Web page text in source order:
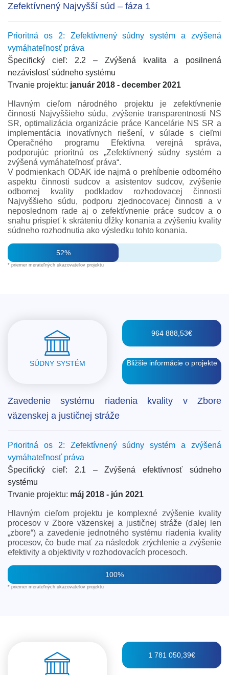
Zefektívnený Najvyšší súd – fáza 1
Prioritná os 2: Zefektívnený súdny systém a zvýšená
vymáhateľnosť práva
Špecifický cieľ: 2.2 – Zvýšená kvalita a posilnená
nezávislosť súdneho systému
Trvanie projektu: január 2018 - december 2021
Hlavným cieľom národného projektu je zefektívnenie
činnosti Najvyššieho súdu, zvýšenie transparentnosti NS
SR, optimalizácia organizácie práce Kancelárie NS SR a
implementácia inovatívnych riešení, v súlade s cieľmi
Operačného programu Efektívna verejná správa,
podporujúc prioritnú os „Zefektívnený súdny systém a
zvýšená vymáhateľnosť práva“.
V podmienkach ODAK ide najmä o prehĺbenie odborného
aspektu činnosti sudcov a asistentov sudcov, zvýšenie
odbornej kvality podkladov rozhodovacej činnosti
Najvyššieho súdu, podporu zjednocovacej činnosti a v
neposlednom rade aj o zefektívnenie práce sudcov a o
snahu prispieť k skráteniu dĺžky konania a zvýšeniu kvality
súdneho rozhodnutia ako výsledku tohto konania.
52%
* priemer merateľných ukazovateľov projektu
SÚDNY SYSTÉM
964 888,53€
Bližšie informácie o projekte
Zavedenie systému riadenia kvality v Zbore
väzenskej a justičnej stráže
Prioritná os 2: Zefektívnený súdny systém a zvýšená
vymáhateľnosť práva
Špecifický cieľ: 2.1 – Zvýšená efektívnosť súdneho
systému
Trvanie projektu: máj 2018 - jún 2021
Hlavným cieľom projektu je komplexné zvýšenie kvality
procesov v Zbore väzenskej a justičnej stráže (ďalej len
„zbore“) a zavedenie jednotného systému riadenia kvality
procesov, čo bude mať za následok zrýchlenie a zvýšenie
efektivity a objektivity v rozhodovacích procesoch.
100%
* priemer merateľných ukazovateľov projektu
1 781 050,39€